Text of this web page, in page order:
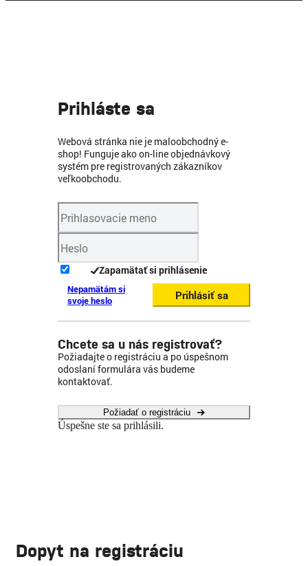
Prihláste sa
Webová stránka nie je maloobchodný e-
shop! Funguje ako on-line objednávkový
systém pre registrovaných zákazníkov
veľkoobchodu.
Zapamätať si prihlásenie
Nepamätám si
svoje heslo
Prihlásiť sa
Chcete sa u nás registrovať?
Požiadajte o registráciu a po úspešnom
odoslaní formulára vás budeme
kontaktovať.
Požiadať o registráciu
Úspešne ste sa prihlásili.
Dopyt na registráciu